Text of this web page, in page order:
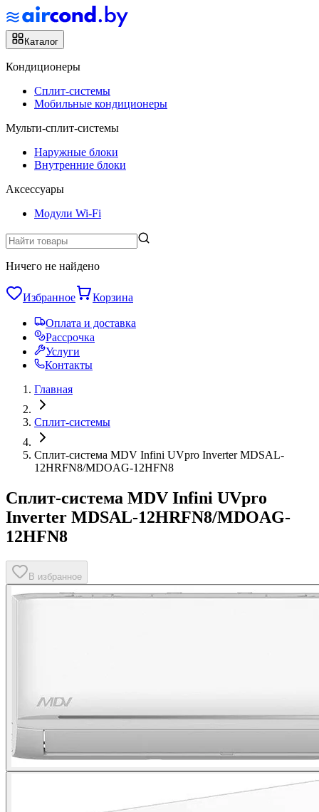
Каталог
Кондиционеры
Сплит-системы
Мобильные кондиционеры
Мульти-сплит-системы
Наружные блоки
Внутренние блоки
Аксессуары
Модули Wi-Fi
Ничего не найдено
Избранное Корзина
Оплата и доставка
Рассрочка
Услуги
Контакты
Главная
Сплит-системы
Сплит-система MDV Infini UVpro Inverter MDSAL-
12HRFN8/MDOAG-12HFN8
Сплит-система MDV Infini UVpro
Inverter MDSAL-12HRFN8/MDOAG-
12HFN8
В избранное